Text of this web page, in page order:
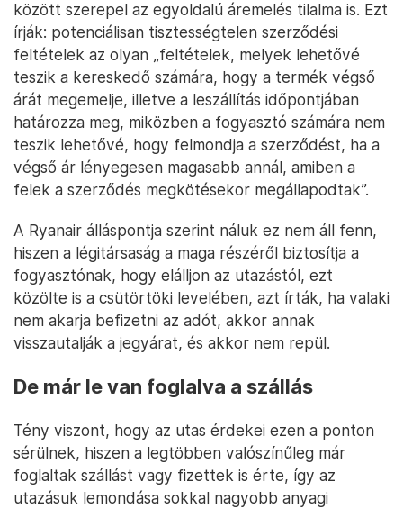
között szerepel az egyoldalú áremelés tilalma is. Ezt
írják: potenciálisan tisztességtelen szerződési
feltételek az olyan „feltételek, melyek lehetővé
teszik a kereskedő számára, hogy a termék végső
árát megemelje, illetve a leszállítás időpontjában
határozza meg, miközben a fogyasztó számára nem
teszik lehetővé, hogy felmondja a szerződést, ha a
végső ár lényegesen magasabb annál, amiben a
felek a szerződés megkötésekor megállapodtak”.
A Ryanair álláspontja szerint náluk ez nem áll fenn,
hiszen a légitársaság a maga részéről biztosítja a
fogyasztónak, hogy elálljon az utazástól, ezt
közölte is a csütörtöki levelében, azt írták, ha valaki
nem akarja befizetni az adót, akkor annak
visszautalják a jegyárat, és akkor nem repül.
De már le van foglalva a szállás
Tény viszont, hogy az utas érdekei ezen a ponton
sérülnek, hiszen a legtöbben valószínűleg már
foglaltak szállást vagy fizettek is érte, így az
utazásuk lemondása sokkal nagyobb anyagi